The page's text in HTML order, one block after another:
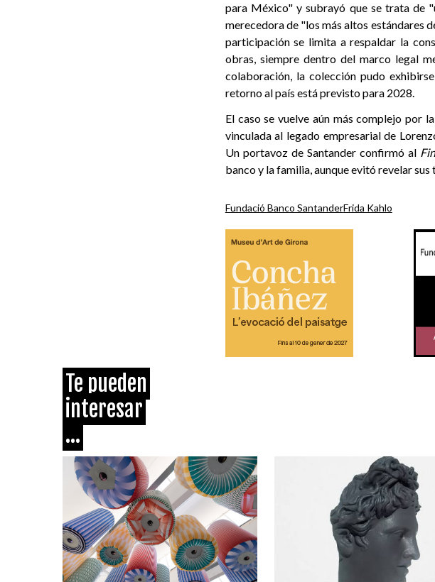
para México" y subrayó que se trata de
merecedora de "los más altos estándares
participación se limita a respaldar la
obras, siempre dentro del marco legal
colaboración, la colección pudo
retorno al país está previsto para 2028.
El caso se vuelve aún más complejo por
vinculada al legado empresarial de
Un portavoz de Santander confirmó al
banco y la familia, aunque evitó revelar sus
Fundació Banco SantanderFrida Kahlo
Te pueden
interesar
...